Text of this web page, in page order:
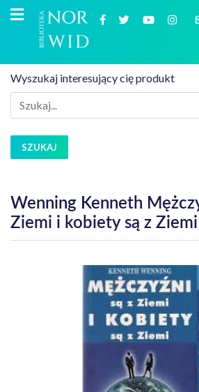
Wyszukaj interesujący cię produkt
SZUKAJ
Wenning Kenneth
Ziemi i kobiety są z Ziemi